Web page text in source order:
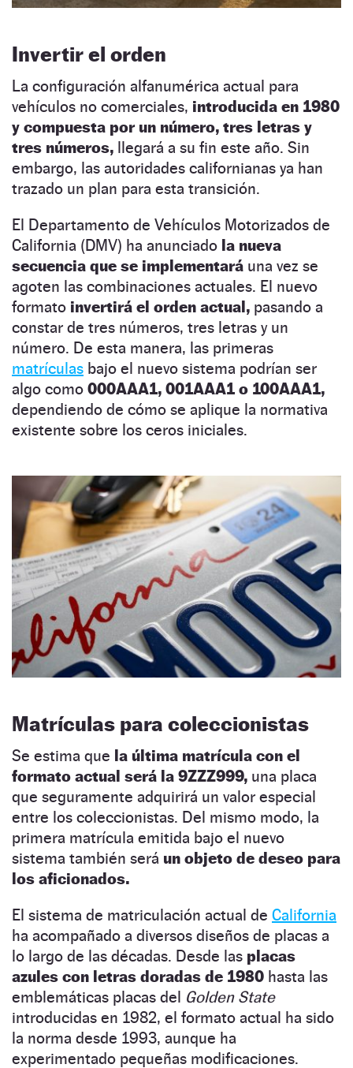
Invertir el orden
La configuración alfanumérica actual para
vehículos no comerciales, introducida en 1980
y compuesta por un número, tres letras y
tres números, llegará a su fin este año. Sin
embargo, las autoridades californianas ya han
trazado un plan para esta transición.
El Departamento de Vehículos Motorizados de
California (DMV) ha anunciado la nueva
secuencia que se implementará una vez se
agoten las combinaciones actuales. El nuevo
formato invertirá el orden actual, pasando a
constar de tres números, tres letras y un
número. De esta manera, las primeras
matrículas bajo el nuevo sistema podrían ser
algo como 000AAA1, 001AAA1 o 100AAA1,
dependiendo de cómo se aplique la normativa
existente sobre los ceros iniciales.
Matrículas para coleccionistas
Se estima que la última matrícula con el
formato actual será la 9ZZZ999, una placa
que seguramente adquirirá un valor especial
entre los coleccionistas. Del mismo modo, la
primera matrícula emitida bajo el nuevo
sistema también será un objeto de deseo para
los aficionados.
El sistema de matriculación actual de California
ha acompañado a diversos diseños de placas a
lo largo de las décadas. Desde las placas
azules con letras doradas de 1980 hasta las
emblemáticas placas del Golden State
introducidas en 1982, el formato actual ha sido
la norma desde 1993, aunque ha
experimentado pequeñas modificaciones.